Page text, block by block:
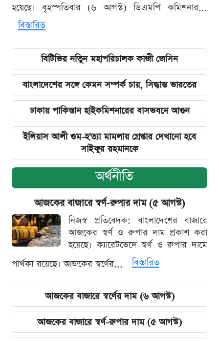
হয়েছে। বৃহস্পতিবার (৬ আগস্ট) ডিএমপি কমিশনার...
বিস্তারিত
বিটিভির নতিুন মহাপরিচালক কাজী জেসিন
বাংলাদেশের সঙ্গে কেমন সম্পর্ক চায়, সিদ্ধান্ত ভারতের
ঢাকায় পাকিস্তান হাইকমিশনারের বাসভবনে আগুন
ইলিয়াস আলী গুম-হ'ত্যা মামলায় গ্রেপ্তার দেখানো হবে
সাইফুর রহমানকে
অর্থনীতি
আজকের বাজারে স্বর্ণ-রুপার দাম (৫ আগস্ট)
নিজস্ব প্রতিবেদক: বাংলাদেশের বাজারে
আজকের স্বর্ণ ও রুপার দাম প্রকাশ করা
হয়েছে। ক্যারেটভেদে স্বর্ণ ও রুপার দামে
পার্থক্য রয়েছে। আজকের স্বর্ণের...
বিস্তারিত
আজকের বাজারে স্বর্ণের দাম (৬ আগস্ট)
আজকের বাজারে স্বর্ণ-রুপার দাম (৫ আগস্ট)